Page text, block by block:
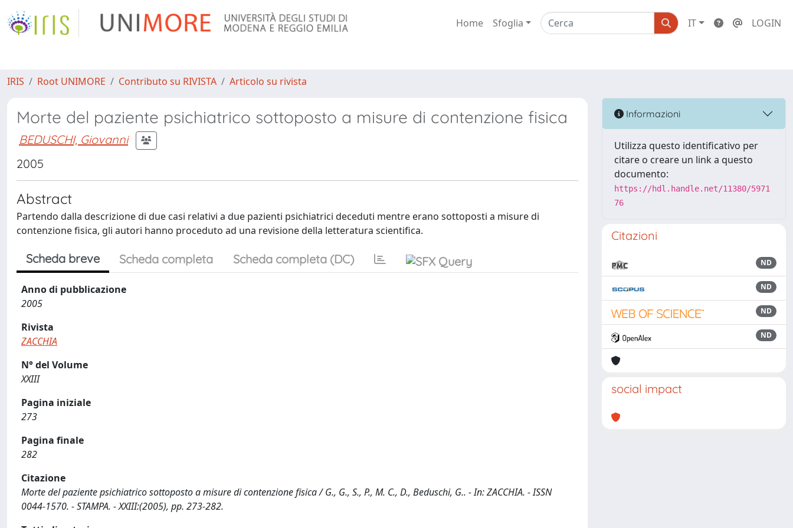
Home Sfoglia IT LOGIN
IRIS Root UNIMORE Contributo su RIVISTA Articolo su rivista
Morte del paziente psichiatrico sottoposto a misure di contenzione fisica
BEDUSCHI, Giovanni
2005
Abstract
Partendo dalla descrizione di due casi relativi a due pazienti psichiatrici deceduti mentre erano sottoposti a misure di
contenzione fisica, gli autori hanno proceduto ad una revisione della letteratura scientifica.
Scheda breve Scheda completa Scheda completa (DC)
Anno di pubblicazione
2005
Rivista
ZACCHIA
N° del Volume
XXIII
Pagina iniziale
273
Pagina finale
282
Citazione
Morte del paziente psichiatrico sottoposto a misure di contenzione fisica / G., G., S., P., M. C., D., Beduschi, G.. - In: ZACCHIA. - ISSN
0044-1570. - STAMPA. - XXIII:(2005), pp. 273-282.
Informazioni
Utilizza questo identificativo per
citare o creare un link a questo
documento:
https://hdl.handle.net/11380/5971
76
Citazioni
ND
ND
ND
ND
social impact